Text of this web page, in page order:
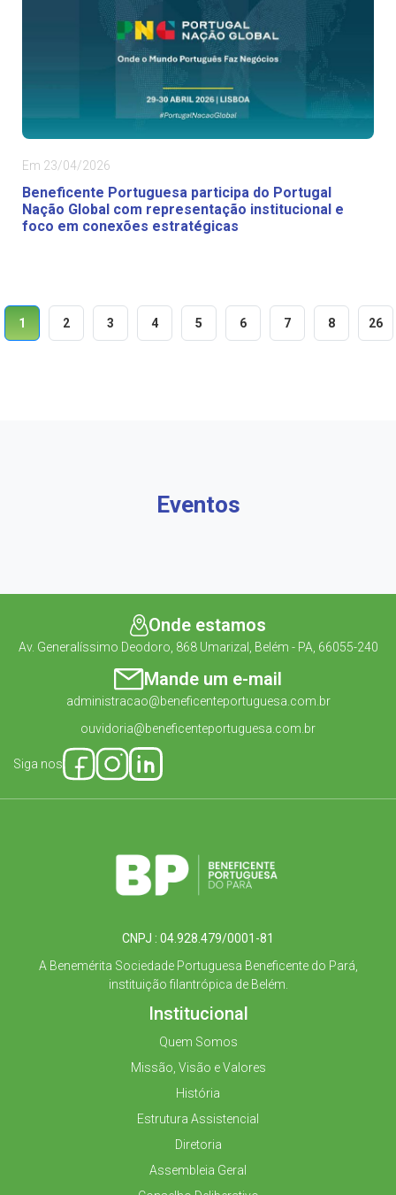
Em 23/04/2026
Beneficente Portuguesa participa do Portugal
Nação Global com representação institucional e
foco em conexões estratégicas
1 2 3 4 5 6 7 8 26
Eventos
Onde estamos
Av. Generalíssimo Deodoro, 868 Umarizal, Belém - PA, 66055-240
Mande um e-mail
administracao@beneficenteportuguesa.com.br
ouvidoria@beneficenteportuguesa.com.br
Siga nos
CNPJ : 04.928.479/0001-81
A Benemérita Sociedade Portuguesa Beneficente do Pará,
instituição filantrópica de Belém.
Institucional
Quem Somos
Missão, Visão e Valores
História
Estrutura Assistencial
Diretoria
Assembleia Geral